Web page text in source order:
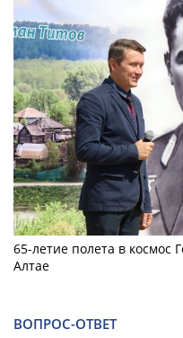
65-летие полета в космос
Алтае
ВОПРОС-ОТВЕТ